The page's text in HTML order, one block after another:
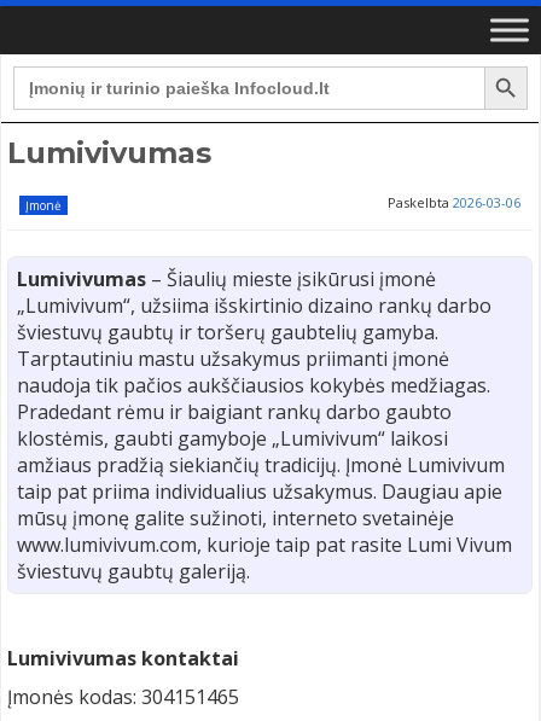
Search
for:
Search Button
Lumivivumas
Įmonė Paskelbta 2026-03-06
Lumivivumas – Šiaulių mieste įsikūrusi įmonė
„Lumivivum“, užsiima išskirtinio dizaino rankų darbo
šviestuvų gaubtų ir toršerų gaubtelių gamyba.
Tarptautiniu mastu užsakymus priimanti įmonė
naudoja tik pačios aukščiausios kokybės medžiagas.
Pradedant rėmu ir baigiant rankų darbo gaubto
klostėmis, gaubti gamyboje „Lumivivum“ laikosi
amžiaus pradžią siekiančių tradicijų. Įmonė Lumivivum
taip pat priima individualius užsakymus. Daugiau apie
mūsų įmonę galite sužinoti, interneto svetainėje
www.lumivivum.com, kurioje taip pat rasite Lumi Vivum
šviestuvų gaubtų galeriją.
Lumivivumas kontaktai
Įmonės kodas: 304151465